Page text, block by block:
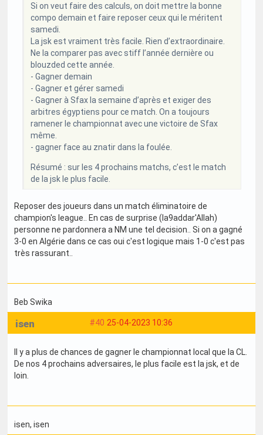
Si on veut faire des calculs, on doit mettre la bonne
compo demain et faire reposer ceux qui le méritent
samedi.
La jsk est vraiment très facile. Rien d’extraordinaire.
Ne la comparer pas avec stiff l’année dernière ou
blouzded cette année.
- Gagner demain
- Gagner et gérer samedi
- Gagner à Sfax la semaine d’après et exiger des
arbitres égyptiens pour ce match. On a toujours
ramener le championnat avec une victoire de Sfax
même.
- gagner face au znatir dans la foulée.
Résumé : sur les 4 prochains matchs, c’est le match
de la jsk le plus facile.
Reposer des joueurs dans un match éliminatoire de
champion's league.. En cas de surprise (la9addar'Allah)
personne ne pardonnera a NM une tel decision.. Si on a gagné
3-0 en Algérie dans ce cas oui c'est logique mais 1-0 c'est pas
très rassurant..
Beb Swika
#40 25-04-2023 10:36
isen
Il y a plus de chances de gagner le championnat local que la CL.
De nos 4 prochains adversaires, le plus facile est la jsk, et de
loin.
isen, isen